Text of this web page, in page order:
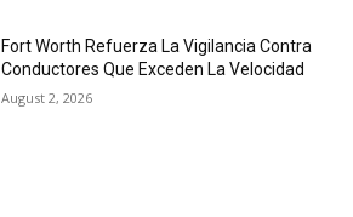
Fort Worth Refuerza La Vigilancia Contra
Conductores Que Exceden La Velocidad
August 2, 2026